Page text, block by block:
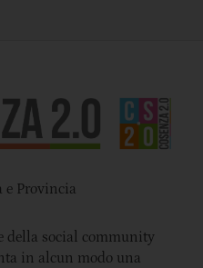
e Provincia
della social community
in alcun modo una